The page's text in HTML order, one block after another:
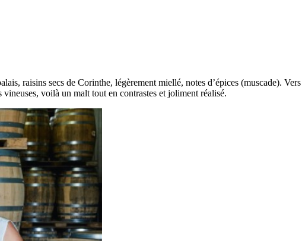
raisins secs de Corinthe, légèrement miellé, notes d’épices (muscade).
voilà un malt tout en contrastes et joliment réalisé.